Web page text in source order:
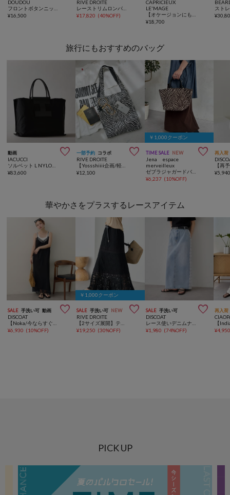
DOUDOU
¥16,500
RIVE DROITE
¥17,820 (40%OFF)
CAPRICIEUX
LE'MAGE
¥18,700
¥
旅行にもおすすめのバッグ
動画 
IACUCCI
¥83,600
一部予約 コラボ 
RIVE DROITE
¥12,100
￥1,000クーポン
TIME SALE NEW 
Jena espace
merveilleux
ゼブラジャガードバッグ
¥6,237 (10%OFF)
再入荷
¥
華やかさをプラスするレースアイテム
SALE 手洗い可 動画 
DISCOAT
¥6,930 (10%OFF)
￥1,000クーポン
SALE 手洗い可 NEW 
RIVE DROITE
¥19,250 (30%OFF)
SALE 手洗い可 
DISCOAT
¥1,980 (74%OFF)
再入荷
¥
PICK UP